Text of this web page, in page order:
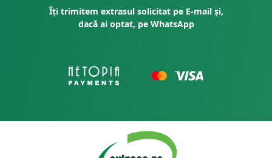
Îți trimitem extrasul solicitat pe E-mail și,
dacă ai optat, pe WhatsApp